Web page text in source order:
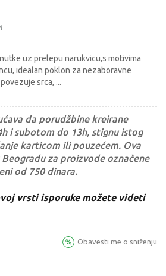
uz prelepu narukvicu,s motivima
idealan poklon za nezaboravne
srca, ...
da porudžbine kreirane
i subotom do 13h, stignu istog
karticom ili pouzećem. Ova
za proizvode označene
od 750 dinara.
vrsti isporuke možete videti
Obavesti me o sniženju